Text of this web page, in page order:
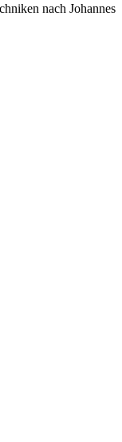
nach Johannes